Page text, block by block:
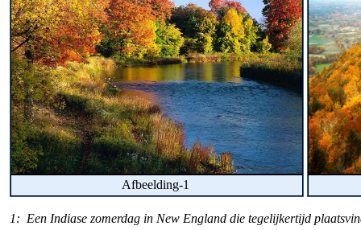
Afbeelding-1
1: Een Indiase zomerdag in New England die tegelijkertijd